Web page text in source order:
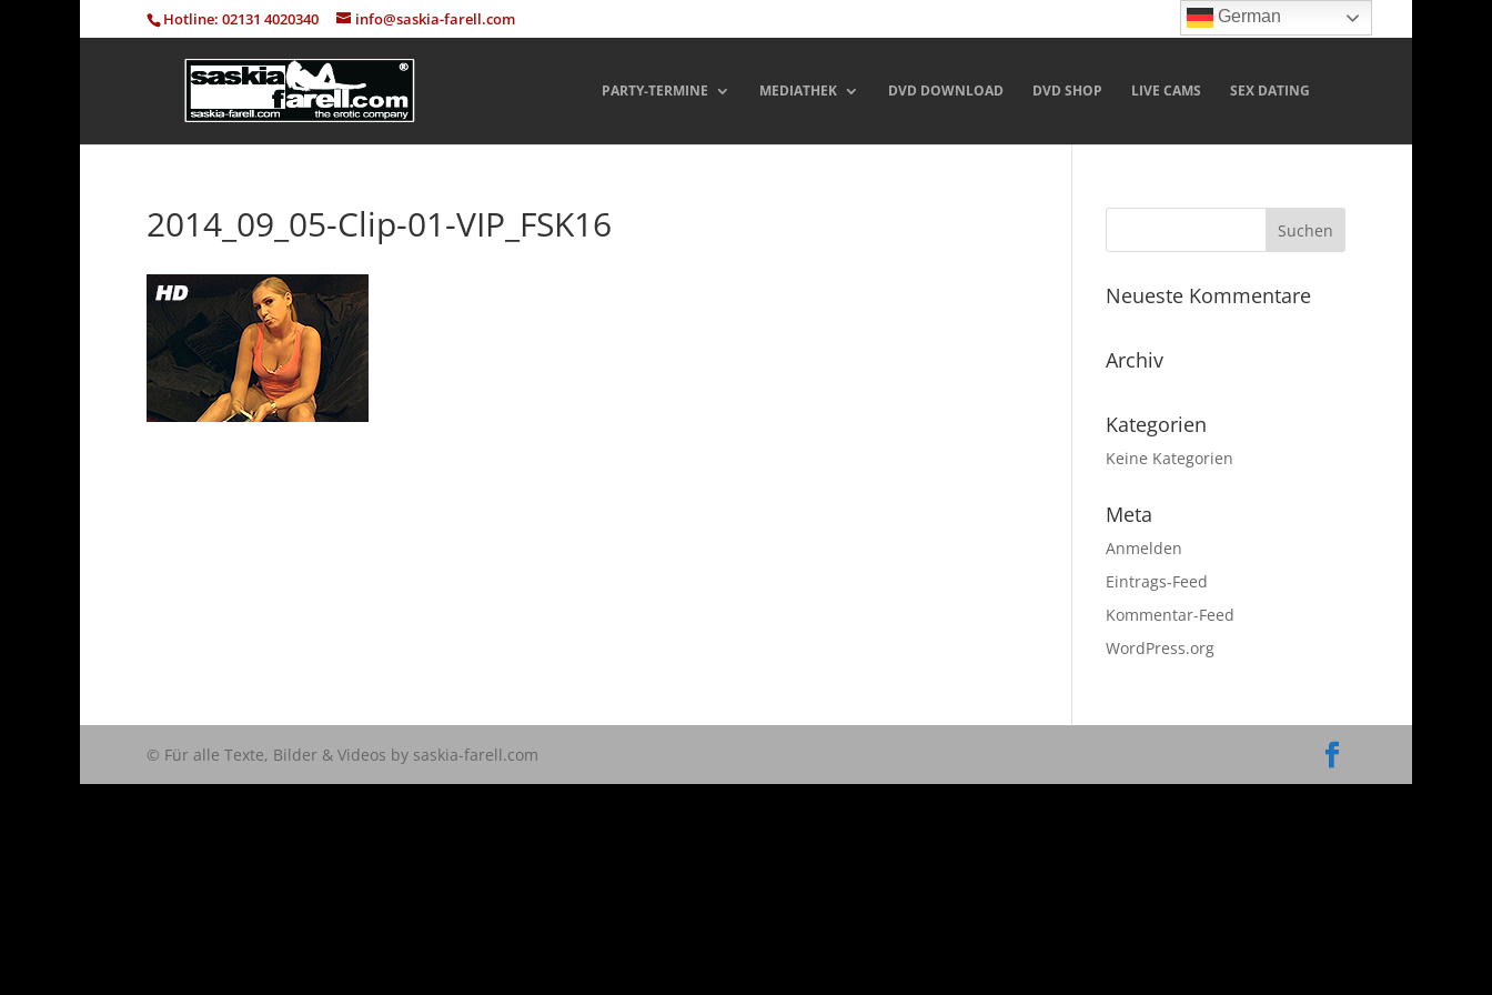
Hotline: 02131 4020340 info@saskia-farell.com
PARTY-TERMINE MEDIATHEK DVD DOWNLOAD DVD SHOP LIVE CAMS SEX DATING
2014_09_05-Clip-01-VIP_FSK16
Neueste Kommentare
Archiv
Kategorien
Keine Kategorien
Meta
Anmelden
Eintrags-Feed
Kommentar-Feed
WordPress.org
© Für alle Texte, Bilder & Videos by saskia-farell.com
German